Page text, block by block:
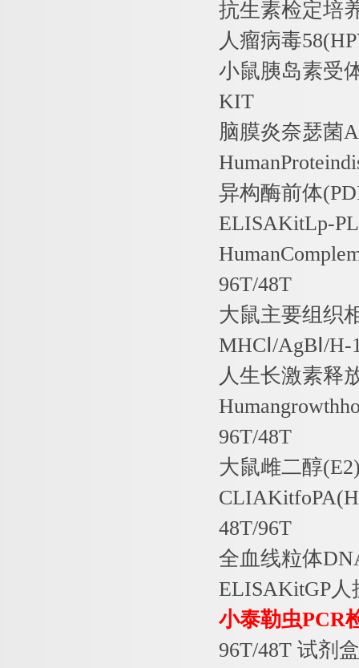
抗生素检定培
人瘤病毒
小鼠胰岛素受
KIT
脑膜炎奈瑟菌A
异构酶前体
ELISAKitLp-
96T/48T
大鼠主要组织
MHC /AgB /H-
人生长激素释
96T/48T
大鼠雌二醇
48T/96T
全血线粒体
ELISAKitGP
小泰勒虫PCR
96T/48T 试剂盒